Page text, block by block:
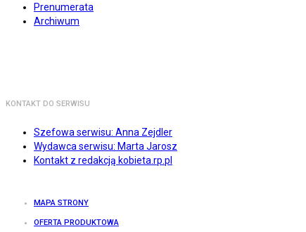
Prenumerata
Archiwum
KONTAKT DO SERWISU
Szefowa serwisu: Anna Zejdler
Wydawca serwisu: Marta Jarosz
Kontakt z redakcją kobieta.rp.pl
MAPA STRONY
OFERTA PRODUKTOWA